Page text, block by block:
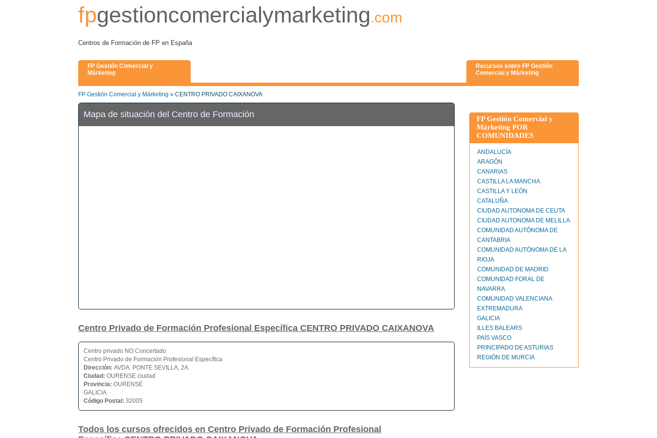
fpgestioncomercialymarketing.com
Centros de Formación de FP en España
FP Gestión Comercial y
Márketing
Recursos sobre FP Gestión
Comercial y Márketing
FP Gestión Comercial y Márketing » CENTRO PRIVADO CAIXANOVA
Mapa de situación del Centro de Formación
Centro Privado de Formación Profesional Específica CENTRO PRIVADO CAIXANOVA
Centro privado NO Concertado
Centro Privado de Formación Profesional Específica
Dirección: AVDA. PONTE SEVILLA, 2A.
Ciudad: OURENSE ciudad
Provincia: OURENSE
GALICIA
Código Postal: 32005
Todos los cursos ofrecidos en Centro Privado de Formación Profesional
FP Gestión Comercial y
Márketing POR
COMUNIDADES
ANDALUCÍA
ARAGÓN
CANARIAS
CASTILLA LA MANCHA
CASTILLA Y LEÓN
CATALUÑA
CIUDAD AUTONOMA DE CEUTA
CIUDAD AUTONOMA DE MELILLA
COMUNIDAD AUTÓNOMA DE
CANTABRIA
COMUNIDAD AUTÓNOMA DE LA
RIOJA
COMUNIDAD DE MADRID
COMUNIDAD FORAL DE
NAVARRA
COMUNIDAD VALENCIANA
EXTREMADURA
GALICIA
ILLES BALEARS
PAÍS VASCO
PRINCIPADO DE ASTURIAS
REGIÓN DE MURCIA